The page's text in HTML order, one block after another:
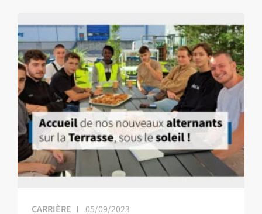
CARRIÈRE 05/09/2023